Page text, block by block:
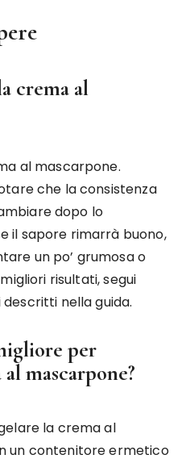
crema al
al mascarpone.
che la consistenza
dopo lo
il sapore rimarrà buono,
un po’ grumosa o
risultati, segui
nella guida.
per
mascarpone?
la crema al
un contenitore ermetico